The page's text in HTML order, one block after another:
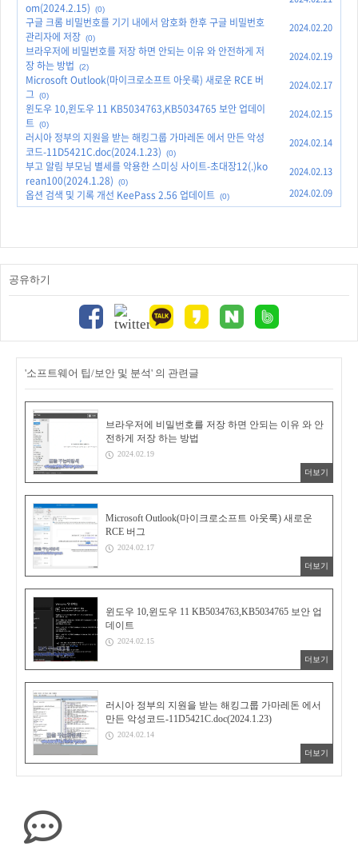
om(2024.2.15)
(0)
구글 크롬 비밀번호를 기기 내에서 암호화 한후 구글 비밀번호
관리자에 저장 (0)
2024.02.20
브라우저에 비밀번호를 저장 하면 안되는 이유 와 안전하게 저
장 하는 방법
(2)
2024.02.19
Microsoft Outlook(마이크로소프트 아웃룩) 새로운 RCE 버
그 (0)
2024.02.17
윈도우 10,윈도우 11 KB5034763,KB5034765 보안 업데이
트 (0)
2024.02.15
러시아 정부의 지원을 받는 해킹그룹 가마레돈 에서 만든 악성
코드-11D5421C.doc(2024.1.23)
(0)
2024.02.14
부고 알림 부모님 별세를 악용한 스미싱 사이트-초대장12(.)ko
rean100(2024.1.28)
(0)
2024.02.13
옵션 검색 및 기록 개선 KeePass 2.56 업데이트 (0) 2024.02.09
공유하기
'소프트웨어 팁/보안 및 분석' 의 관련글
브라우저에 비밀번호를 저장 하면 안되는 이유 와 안
전하게 저장 하는 방법
2024.02.19
더보기
Microsoft Outlook(마이크로소프트 아웃룩) 새로운
RCE 버그
2024.02.17
더보기
윈도우 10,윈도우 11 KB5034763,KB5034765 보안 업
데이트
2024.02.15
더보기
러시아 정부의 지원을 받는 해킹그룹 가마레돈 에서
만든 악성코드-11D5421C.doc(2024.1.23)
2024.02.14
더보기